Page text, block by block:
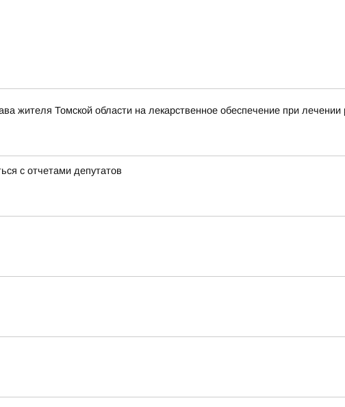
жителя Томской области на лекарственное обеспечение при
с отчетами депутатов